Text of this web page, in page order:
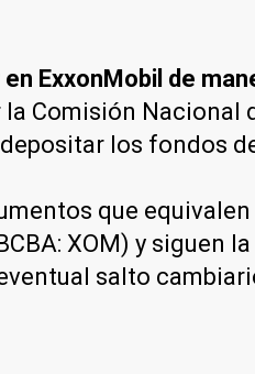
ExxonMobil de
Comisión Nacional
los fondos
que
XOM) y siguen
salto